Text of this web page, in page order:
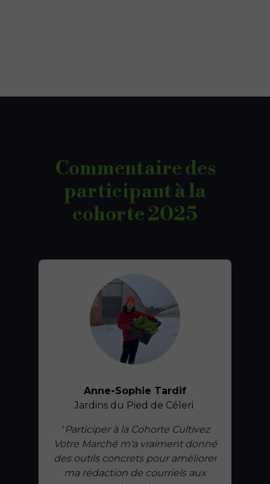
Commentaire des
participant à la
cohorte 2025
Anne-Sophie Tardif
Jardins du Pied de Céleri
"Participer à la Cohorte Cultivez
Votre Marché m'a vraiment donné
des outils concrets pour améliorer
ma rédaction de courriels aux
de sondages au sujet
de mon cours de
planification des
cultures
ITA St-Hyacinthe, 2019
« J'ai apprécié grandement la
pertinence de ce formateur: il
n'hésite pas à nous mettre face à la
décourager. Sa méthode de
planification par étapes est très
claire. »